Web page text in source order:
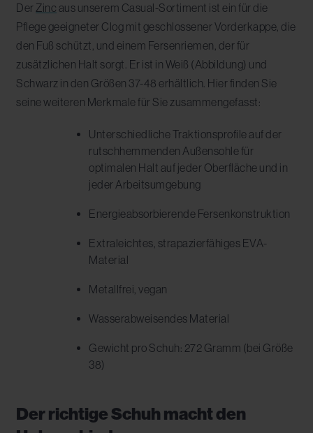
Der Zinc aus unserem Casual-Sortiment ist ein für die
Pflege geeigneter Clog mit geschlossener Vorderkappe, die
den Fuß schützt, und einem Fersenriemen, der für
zusätzlichen Halt sorgt. Er ist in Weiß (Abbildung) und
Schwarz in den Größen 37-48 erhältlich. Hier finden Sie
seine weiteren Merkmale für Sie zusammengefasst:
Unterschiedliche Traktionsprofile auf der
rutschhemmenden Außensohle für
optimalen Halt auf jeder Oberfläche und in
jeder Arbeitsumgebung
Energieabsorbierende Fersenkonstruktion
Extraleichtes, strapazierfähiges EVA-
Material
Metallfrei, vegan
Wasserabweisendes Material
Gewicht pro Schuh: 272 Gramm (bei Größe
38)
Der richtige Schuh macht den